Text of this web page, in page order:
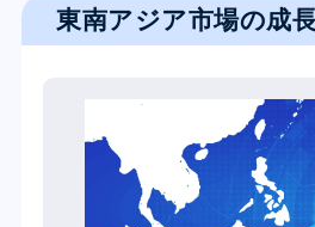
東南アジア市場の成